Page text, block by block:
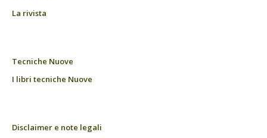
La rivista
Tecniche Nuove
I libri tecniche Nuove
Disclaimer e note legali